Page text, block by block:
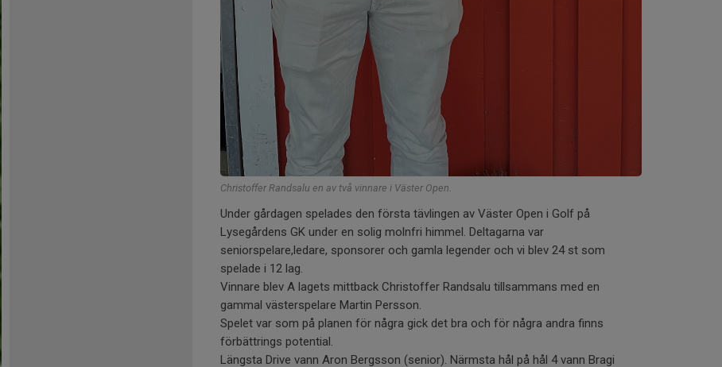
Christoffer Randsalu en av två vinnare i Väster Open.
Under gårdagen spelades den första tävlingen av Väster Open i Golf på
Lysegårdens GK under en solig molnfri himmel. Deltagarna var
seniorspelare,ledare, sponsorer och gamla legender och vi blev 24 st som
spelade i 12 lag.
Vinnare blev A lagets mittback Christoffer Randsalu tillsammans med en
gammal västerspelare Martin Persson.
Spelet var som på planen för några gick det bra och för några andra finns
förbättrings potential.
Längsta Drive vann Aron Bergsson (senior). Närmsta hål på hål 4 vann Bragi